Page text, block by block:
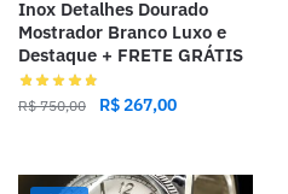
Inox Detalhes Dourado
Mostrador Branco Luxo e
Destaque + FRETE GRÁTIS
R$750,00 R$267,00